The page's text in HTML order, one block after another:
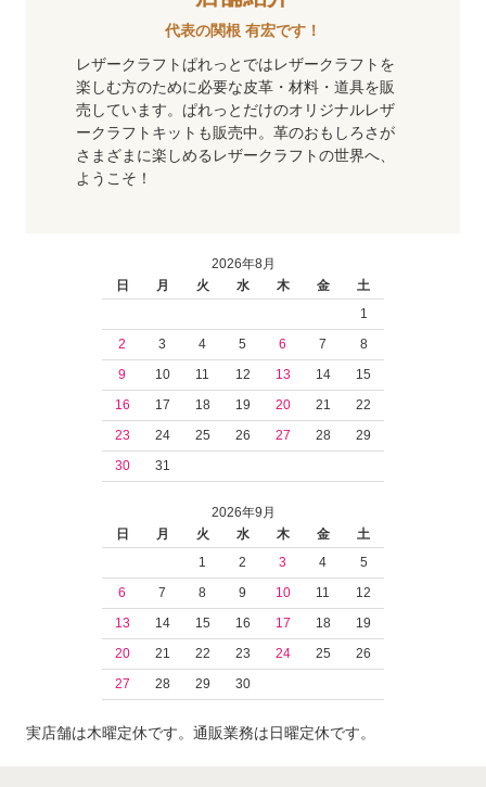
代表の関根 有宏です！
レザークラフトぱれっとではレザークラフトを
楽しむ方のために必要な皮革・材料・道具を販
売しています。ぱれっとだけのオリジナルレザ
ークラフトキットも販売中。革のおもしろさが
さまざまに楽しめるレザークラフトの世界へ、
ようこそ！
2026年8月
日
月 火 水 木 金
土
1
2
3 4 5 6 7
8
9
10 11 12 13 14
15
16
17 18 19 20 21
22
23
24 25 26 27 28
29
30
31
2026年9月
日
月 火 水 木 金
土
1
2 3 4
5
6
7 8 9 10 11
12
13
14 15 16 17 18
19
20
21 22 23 24 25
26
27
28 29 30
実店舗は木曜定休です。通販業務は日曜定休です。